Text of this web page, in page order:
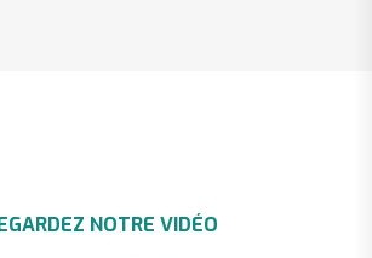
NOTRE VIDÉO